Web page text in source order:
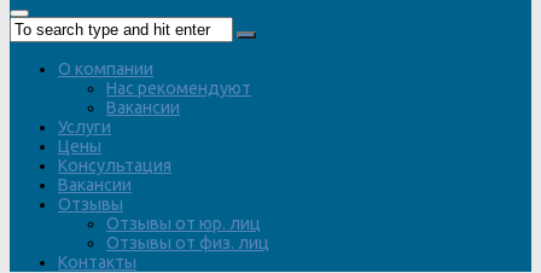
О компании
Нас рекомендуют
Вакансии
Услуги
Цены
Консультация
Вакансии
Отзывы
Отзывы от юр. лиц
Отзывы от физ. лиц
Контакты